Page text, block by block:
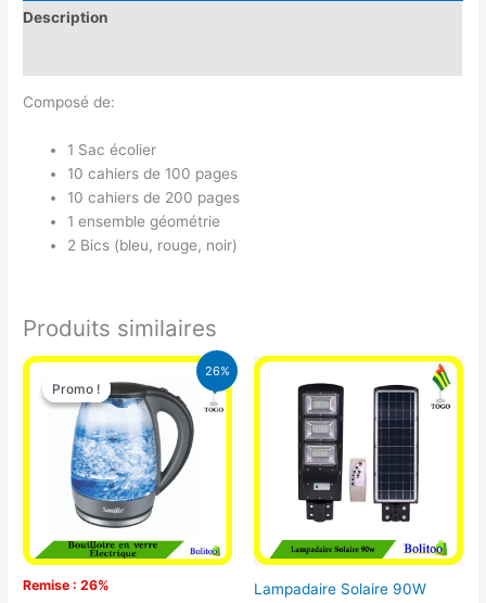
Description
Composé de:
1 Sac écolier
10 cahiers de 100 pages
10 cahiers de 200 pages
1 ensemble géométrie
2 Bics (bleu, rouge, noir)
Produits similaires
26%
Promo !
Remise : 26%
Promo !
Le
prix
initial
16.900 CFA.
Le
prix
actuel
est :
12.500 CFA.
Lampadaire Solaire 90W